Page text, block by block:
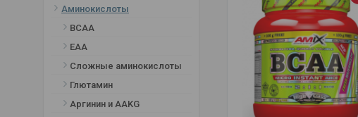
Клубника
Клубника - базилик
Клубника-киви
Клубнично-лаймовый
Красные апельсины
Аминокислоты
BCAA
ЕАА
Сложные аминокислоты
Глютамин
Аргинин и AAKG